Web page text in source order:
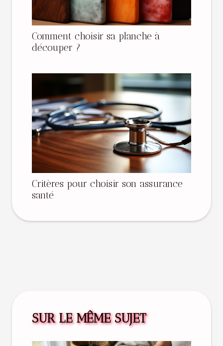
Comment choisir sa planche à
découper ?
Critères pour choisir son assurance
santé
SUR LE MÊME SUJET